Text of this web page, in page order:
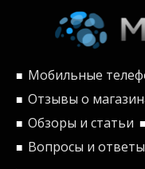
■ Мобильные
■ Отзывы о
■ Обзоры и статьи ■
■ Вопросы и ответы